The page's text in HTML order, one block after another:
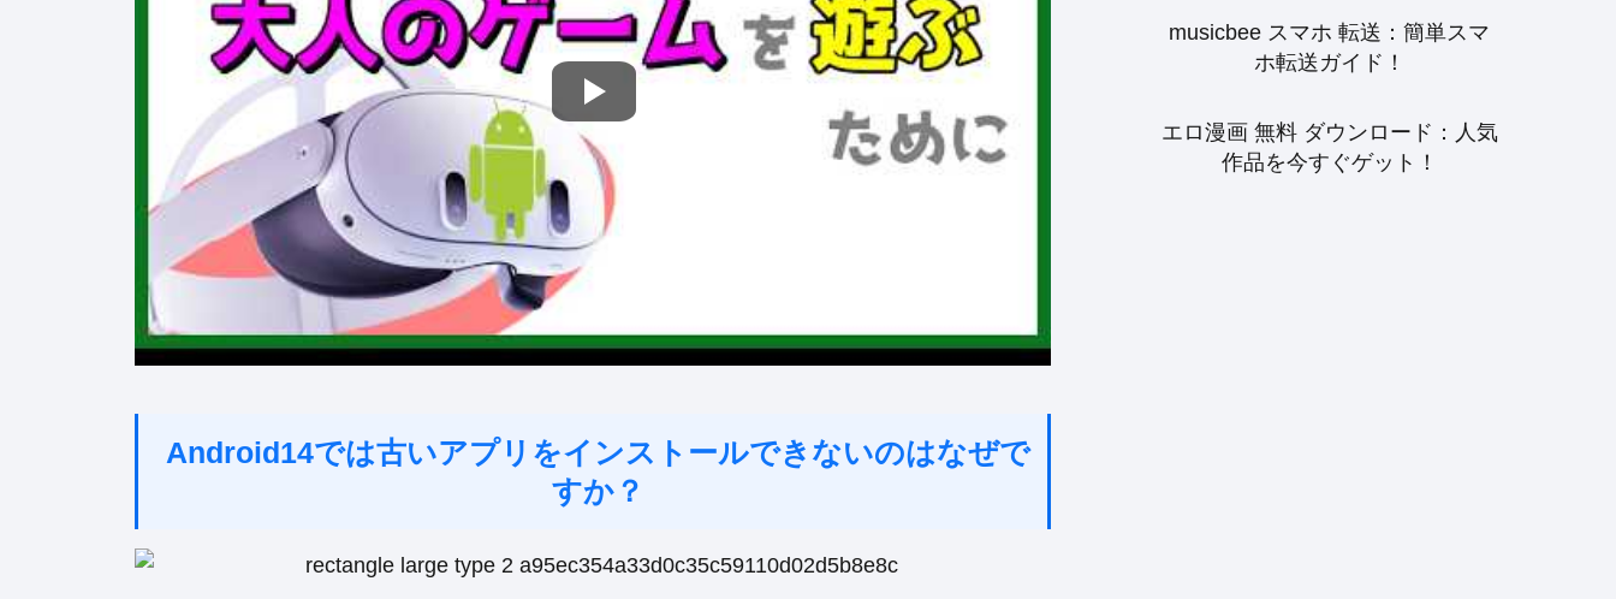
Android14では古いアプリをインストールできないのはなぜで
すか？
musicbee スマホ 転送：簡単スマ
ホ転送ガイド！
エロ漫画 無料 ダウンロード：人気
作品を今すぐゲット！